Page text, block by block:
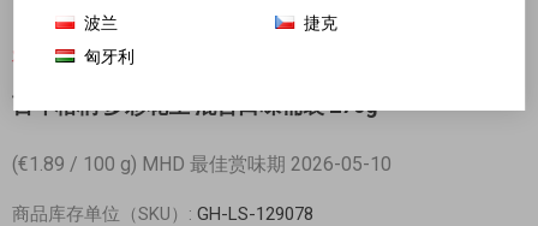
对不起-这个产品已经不再提供
百年梧桐 多彩花生 混合口味桶装 270g
(€1.89 / 100 g) MHD 最佳赏味期 2026-05-10
商品库存单位（SKU）: GH-LS-129078
波兰
捷克
匈牙利